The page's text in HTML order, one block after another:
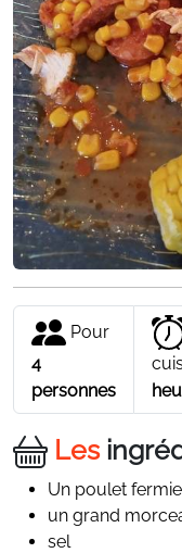
Pour
4
personnes
Les
Un poulet
un grand
sel